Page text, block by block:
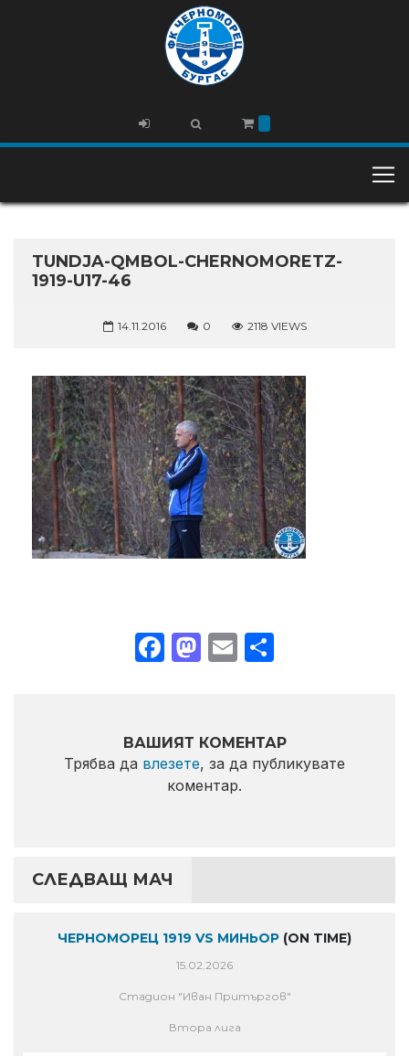
TUNDJA-QMBOL-CHERNOMORETZ-
1919-U17-46
14.11.2016 0 2118 VIEWS
Facebook
Mastodon
Email
ВАШИЯТ КОМЕНТАР
Трябва да влезете, за да публикувате
коментар.
СЛЕДВАЩ МАЧ
ЧЕРНОМОРЕЦ 1919 VS МИНЬОР (ON TIME)
15.02.2026
Стадион "Иван Притъргов"
Втора лига